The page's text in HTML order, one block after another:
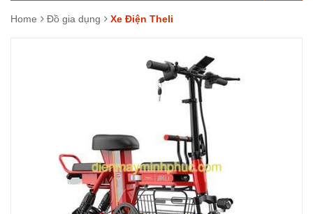
Home Đồ gia dụng Xe Điện Theli